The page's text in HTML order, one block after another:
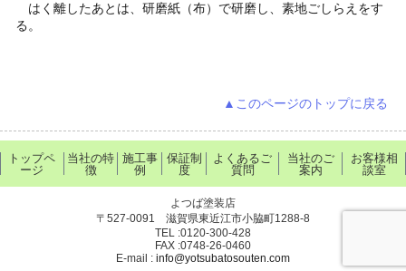
はく離したあとは、研磨紙（布）で研磨し、素地ごしらえをす
る。
▲このページのトップに戻る
トップペ
ージ
当社の特
徴
施工事
例
保証制
度
よくあるご
質問
当社のご
案内
お客様相
談室
よつば塗装店
〒527-0091 滋賀県東近江市小脇町1288-8
TEL :0120-300-428
FAX :0748-26-0460
E-mail : info@yotsubatosouten.com